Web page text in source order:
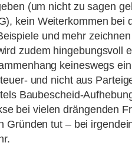
(um nicht zu sagen
kein Weiterkommen bei
und mehr
zudem hingebungsvoll
keineswegs
und nicht aus
Baubescheid-
bei vielen drängenden
tut – bei